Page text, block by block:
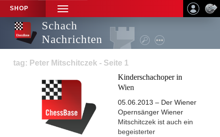
SHOP
TOGGLE
NAVIGATION
Schach
Nachrichten
tag: Peter Mitschitczek - Seite 1
Kinderschachoper in
Wien
05.06.2013 – Der Wiener
Opernsänger Wiener
Mitschitczek ist auch ein
begeisterter